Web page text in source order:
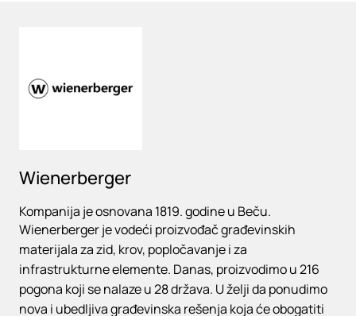
Wienerberger
Kompanija je osnovana 1819. godine u Beču.
Wienerberger je vodeći proizvođač građevinskih
materijala za zid, krov, popločavanje i za
infrastrukturne elemente. Danas, proizvodimo u 216
pogona koji se nalaze u 28 država. U želji da ponudimo
nova i ubedljiva građevinska rešenja koja će obogatiti